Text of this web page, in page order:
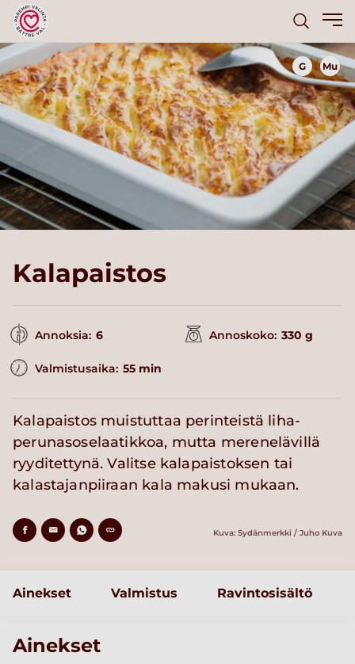
G Mu
Kalapaistos
Annoksia: 6 Annoskoko: 330 g
Valmistusaika: 55 min
Kalapaistos muistuttaa perinteistä liha-
perunasoselaatikkoa, mutta merenelävillä
ryyditettynä. Valitse kalapaistoksen tai
kalastajanpiiraan kala makusi mukaan.
Kuva: Sydänmerkki / Juho Kuva
Ainekset Valmistus Ravintosisältö
Ainekset